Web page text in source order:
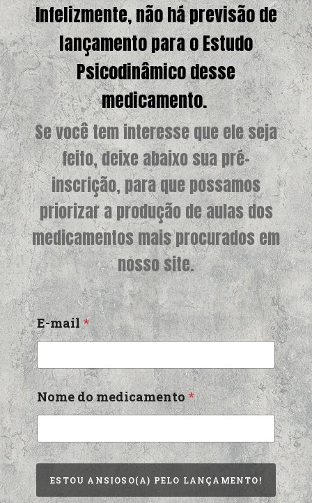
Infelizmente, não há previsão de
lançamento para o Estudo
Psicodinâmico desse
medicamento.
Se você tem interesse que ele seja
feito, deixe abaixo sua pré-
inscrição, para que possamos
priorizar a produção de aulas dos
medicamentos mais procurados em
nosso site.
E-mail*
Nome do medicamento*
ESTOU ANSIOSO(A) PELO LANÇAMENTO!